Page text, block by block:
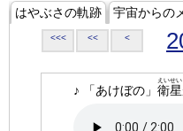
はやぶさの軌跡 宇宙からの
<<< << <
♪ 「あけぼの」 衛星
えいせい